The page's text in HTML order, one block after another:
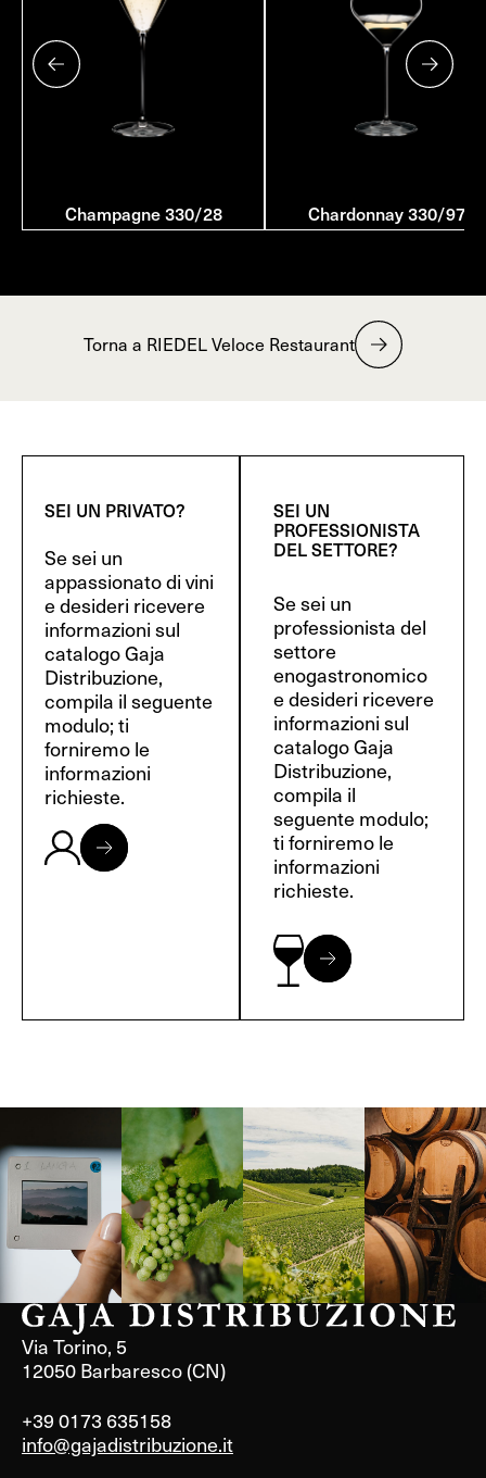
Champagne 330/28 Chardonnay 330/97
Torna a RIEDEL Veloce Restaurant
SEI UN PRIVATO?
Se sei un
appassionato di vini
e desideri ricevere
informazioni sul
catalogo Gaja
Distribuzione,
compila il seguente
modulo; ti
forniremo le
informazioni
richieste.
SEI UN
PROFESSIONISTA
DEL SETTORE?
Se sei un
professionista del
settore
enogastronomico
e desideri ricevere
informazioni sul
catalogo Gaja
Distribuzione,
compila il
seguente modulo;
ti forniremo le
informazioni
richieste.
Borgogna,
Francia
Borgogna,
Francia
Instagram
Via Torino, 5
12050 Barbaresco (CN)
+39 0173 635158
info@gajadistribuzione.it